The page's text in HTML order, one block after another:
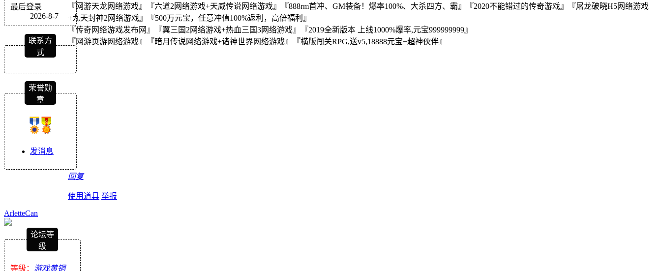
最后登录
2026-8-7
联系方
式
荣誉勋
章
发消息
『网游天龙网络游戏』『六道2网络游戏+天威传说网络游戏』『888rm首冲、GM装备！爆率100%、大杀四方、霸』『2020不能错过的传奇游戏』『屠龙破晓H5网络游戏
+九天封神2网络游戏』『500万元宝，任意冲值100%返利，高倍福利』
『传奇网络游戏发布网』『翼三国2网络游戏+热血三国3网络游戏』『2019全新版本 上线1000%爆率,元宝999999999』
『网游页游网络游戏』『暗月传说网络游戏+诸神世界网络游戏』『横版闯关RPG,送v5,18888元宝+超神伙伴』
回复
使用道具 举报
ArletteCan
论坛等
级
等級： 游戏黄铜